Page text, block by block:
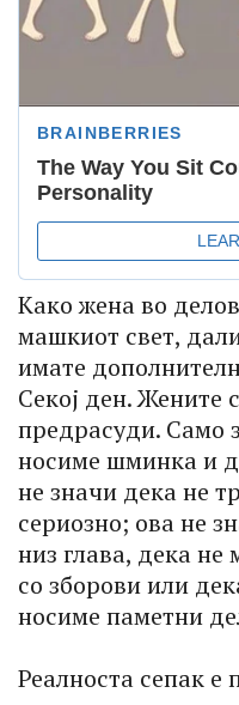
Како жена во
машкиот свет,
имате
Секој ден. Жените
предрасуди. Само
носиме шминка и
не значи дека не
сериозно; ова не
низ глава, дека
со зборови или
носиме паметни
Реалноста сепак е